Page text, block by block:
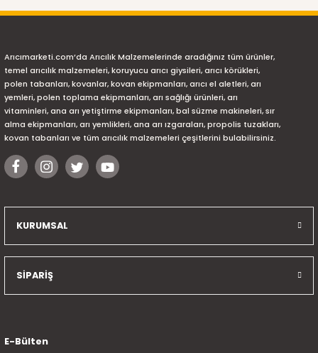
Arıcımarketi.com’da Arıcılık Malzemelerinde aradığınız tüm ürünler,
temel arıcılık malzemeleri, koruyucu arıcı giysileri, arıcı körükleri,
polen tabanları, kovanlar, kovan ekipmanları, arıcı el aletleri, arı
yemleri, polen toplama ekipmanları, arı sağlığı ürünleri, arı
vitaminleri, ana arı yetiştirme ekipmanları, bal süzme makineleri, sır
alma ekipmanları, arı yemlikleri, ana arı ızgaraları, propolis tuzakları,
kovan tabanları ve tüm arıcılık malzemeleri çeşitlerini bulabilirsiniz.
KURUMSAL
SİPARİŞ
E-Bülten